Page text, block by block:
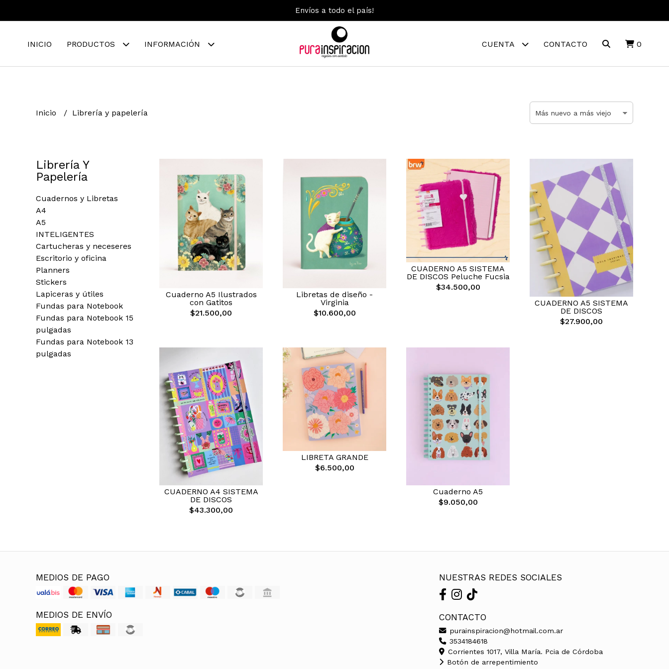
Envíos a todo el país!
INICIO PRODUCTOS INFORMACIÓN CUENTA CONTACTO 0
Inicio Librería y papelería
Librería Y
Papelería
Cuadernos y Libretas
A4
A5
INTELIGENTES
Cartucheras y neceseres
Escritorio y oficina
Planners
Stickers
Lapiceras y útiles
Fundas para Notebook
Fundas para Notebook 15
pulgadas
Fundas para Notebook 13
pulgadas
Cuaderno A5 Ilustrados
con Gatitos
$21.500,00
Libretas de diseño -
Virginia
$10.600,00
CUADERNO A5 SISTEMA
DE DISCOS Peluche Fucsia
$34.500,00
CUADERNO A5 SISTEMA
DE DISCOS
$27.900,00
CUADERNO A4 SISTEMA
DE DISCOS
$43.300,00
LIBRETA GRANDE
$6.500,00
Cuaderno A5
$9.050,00
MEDIOS DE PAGO
MEDIOS DE ENVÍO
NUESTRAS REDES SOCIALES
CONTACTO
purainspiracion@hotmail.com.ar
3534184618
Corrientes 1017, Villa María. Pcia de Córdoba
Botón de arrepentimiento